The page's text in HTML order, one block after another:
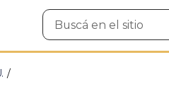
Buscar
en